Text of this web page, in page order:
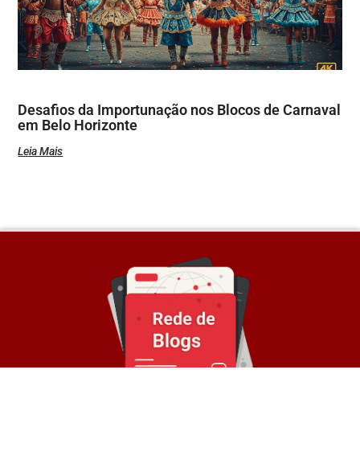
Desafios da Importunação nos Blocos de Carnaval
em Belo Horizonte
Leia Mais